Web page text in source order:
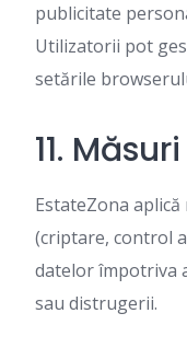
publicitate
Utilizatorii pot
setările
11.
EstateZona
(criptare, control
datelor împotriva
sau distrugerii.